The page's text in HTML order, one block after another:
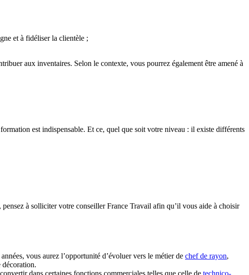
et à fidéliser la clientèle ;
aux inventaires. Selon le contexte, vous pourrez également être amené à
est indispensable. Et ce, quel que soit votre niveau : il existe différents
pensez à solliciter votre conseiller France Travail afin qu’il vous aide à choisir
vous aurez l’opportunité d’évoluer vers le métier de chef de rayon,
décoration.